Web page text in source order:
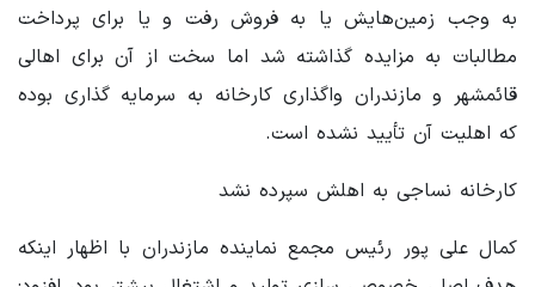
به وجب زمین‌هایش یا به فروش رفت و یا برای پرداخت
مطالبات به مزایده گذاشته شد اما سخت از آن برای اهالی
قائمشهر و مازندران واگذاری کارخانه به سرمایه گذاری بوده
که اهلیت آن تأیید نشده است.
کارخانه نساجی به اهلش سپرده نشد
کمال علی پور رئیس مجمع نماینده مازندران با اظهار اینکه